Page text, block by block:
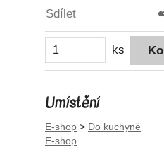
Sdílet
ks
Umístění
E-shop > Do kuchyně
E-shop